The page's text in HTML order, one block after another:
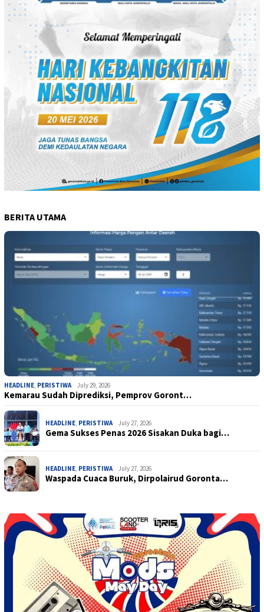
BERITA UTAMA
HEADLINE PERISTIWA July 29, 2026
Kemarau Sudah Diprediksi, Pemprov Goront…
HEADLINE PERISTIWA July 27, 2026
Gema Sukses Penas 2026 Sisakan Duka bagi…
HEADLINE PERISTIWA July 27, 2026
Waspada Cuaca Buruk, Dirpolairud Goronta…